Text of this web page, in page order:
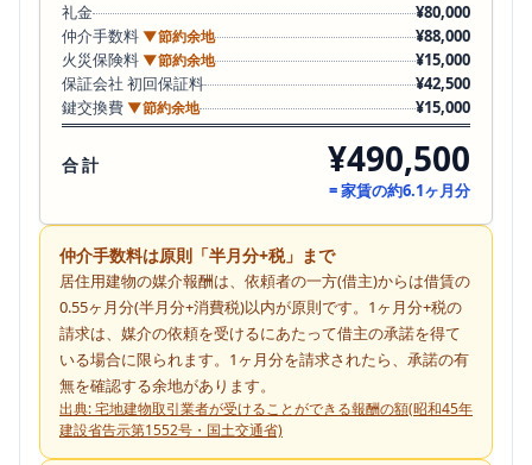
礼金
¥80,000
仲介手数料▼節約余地
¥88,000
火災保険料▼節約余地
¥15,000
保証会社 初回保証料
¥42,500
鍵交換費▼節約余地 ¥15,000
合計 ¥490,500
= 家賃の約6.1ヶ月分
仲介手数料は原則「半月分+税」まで
居住用建物の媒介報酬は、依頼者の一方(借主)からは借賃の
0.55ヶ月分(半月分+消費税)以内が原則です。1ヶ月分+税の
請求は、媒介の依頼を受けるにあたって借主の承諾を得て
いる場合に限られます。1ヶ月分を請求されたら、承諾の有
無を確認する余地があります。
出典:宅地建物取引業者が受けることができる報酬の額(昭和45年
建設省告示第1552号・国土交通省)